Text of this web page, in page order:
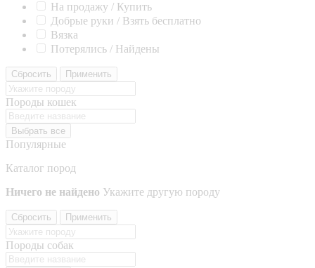
На продажу / Купить
Добрые руки / Взять бесплатно
Вязка
Потерялись / Найдены
Сбросить Применить
Породы кошек
Выбрать все
Популярные
Каталог пород
Ничего не найдено Укажите другую породу
Сбросить Применить
Породы собак